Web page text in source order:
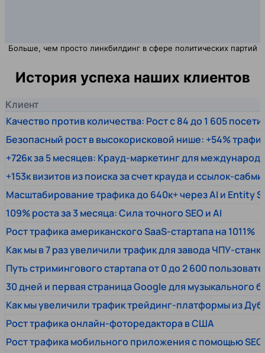
Больше, чем просто линкбилдинг в сфере политических партий
История успеха наших клиентов
Клиент
Качество против количества: Рост с 84 до 1 605
Безопасный рост в высокорисковой нише: +54%
+726к за 5 месяцев: Крауд-маркетинг для
+153к визитов из поиска за счет крауда и ссылок-
Масштабирование трафика до 640к+ через AI и Entity
109% роста за 3 месяца: Сила точного SEO и AI
Рост трафика американского SaaS-стартапа на 1011%
Как мы в 7 раз увеличили трафик для завода ЧПУ-
Путь стримингового стартапа от 0 до 2 600
30 дней и первая страница Google для музыкального
Как мы увеличили трафик трейдинг-платформы из
Рост трафика онлайн-фоторедактора в США
Рост трафика мобильного приложения с помощью SEO